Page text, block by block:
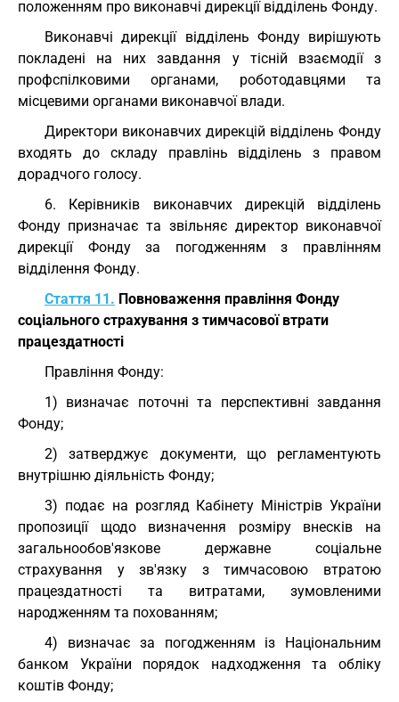
положенням про виконавчі дирекції відділень Фонду.
Виконавчі дирекції відділень Фонду вирішують
покладені на них завдання у тісній взаємодії з
профспілковими органами, роботодавцями та
місцевими органами виконавчої влади.
Директори виконавчих дирекцій відділень Фонду
входять до складу правлінь відділень з правом
дорадчого голосу.
6. Керівників виконавчих дирекцій відділень
Фонду призначає та звільняє директор виконавчої
дирекції Фонду за погодженням з правлінням
відділення Фонду.
Стаття 11. Повноваження правління Фонду
соціального страхування з тимчасової втрати
працездатності
Правління Фонду:
1) визначає поточні та перспективні завдання
Фонду;
2) затверджує документи, що регламентують
внутрішню діяльність Фонду;
3) подає на розгляд Кабінету Міністрів України
пропозиції щодо визначення розміру внесків на
загальнообов'язкове державне соціальне
страхування у зв'язку з тимчасовою втратою
працездатності та витратами, зумовленими
народженням та похованням;
4) визначає за погодженням із Національним
банком України порядок надходження та обліку
коштів Фонду;